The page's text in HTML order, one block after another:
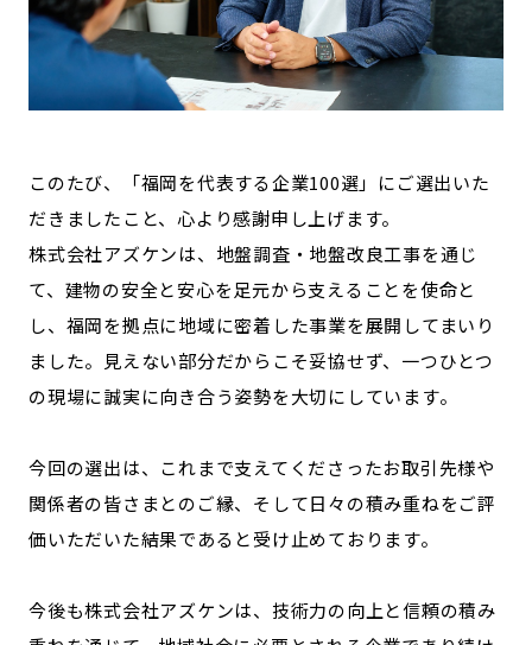
このたび、「福岡を代表する企業100選」にご選出いた
だきましたこと、心より感謝申し上げます。
株式会社アズケンは、地盤調査・地盤改良工事を通じ
て、建物の安全と安心を足元から支えることを使命と
し、福岡を拠点に地域に密着した事業を展開してまいり
ました。見えない部分だからこそ妥協せず、一つひとつ
の現場に誠実に向き合う姿勢を大切にしています。
今回の選出は、これまで支えてくださったお取引先様や
関係者の皆さまとのご縁、そして日々の積み重ねをご評
価いただいた結果であると受け止めております。
今後も株式会社アズケンは、技術力の向上と信頼の積み